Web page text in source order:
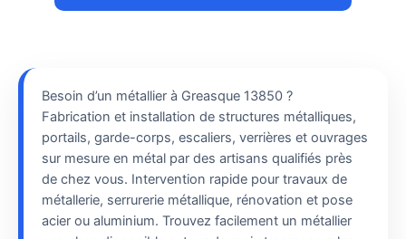
Besoin d’un métallier à Greasque 13850 ?
Fabrication et installation de structures métalliques,
portails, garde-corps, escaliers, verrières et ouvrages
sur mesure en métal par des artisans qualifiés près
de chez vous. Intervention rapide pour travaux de
métallerie, serrurerie métallique, rénovation et pose
acier ou aluminium. Trouvez facilement un métallier